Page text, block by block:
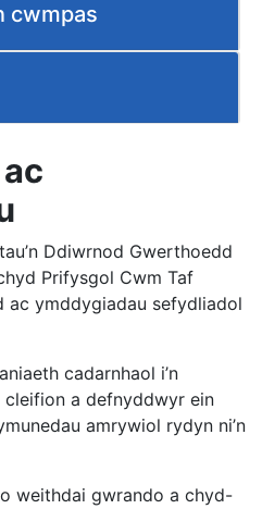
cwmpas
Ddiwrnod Gwerthoedd
Prifysgol Cwm Taf
ac ymddygiadau sefydliadol
cadarnhaol i’n
cleifion a defnyddwyr ein
amrywiol rydyn ni’n
weithdai gwrando a chyd-